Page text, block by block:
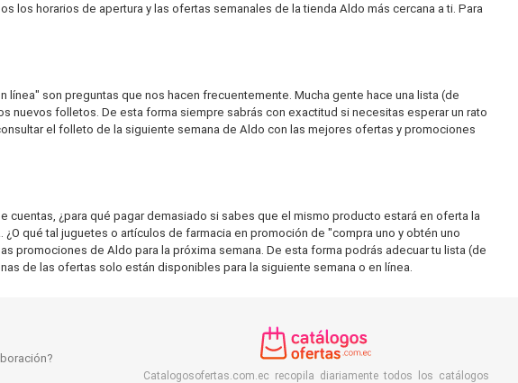
horarios de apertura y las ofertas semanales de la tienda Aldo más cercana a ti. Para
son preguntas que nos hacen frecuentemente. Mucha gente hace una lista (de
nuevos folletos. De esta forma siempre sabrás con exactitud si necesitas esperar un rato
el folleto de la siguiente semana de Aldo con las mejores ofertas y promociones
cuentas, ¿para qué pagar demasiado si sabes que el mismo producto estará en oferta la
qué tal juguetes o artículos de farmacia en promoción de "compra uno y obtén uno
promociones de Aldo para la próxima semana. De esta forma podrás adecuar tu lista (de
de las ofertas solo están disponibles para la siguiente semana o en línea.
Catalogosofertas.com.ec recopila diariamente todos los catálogos